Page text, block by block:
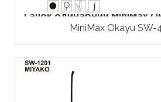
Гачок одинарний MiniMax
MiniMax Okayu SW-